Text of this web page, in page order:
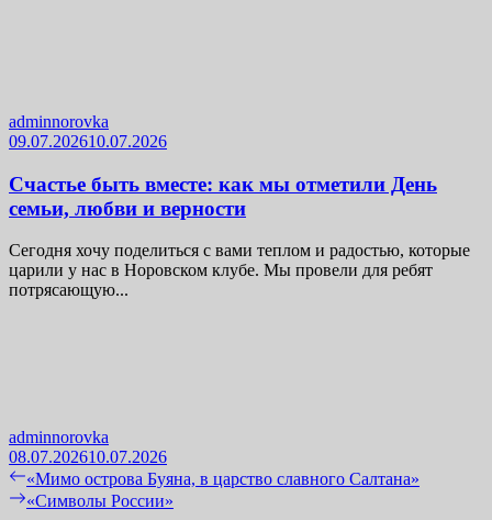
adminnorovka
09.07.202610.07.2026
Счастье быть вместе: как мы отметили День
семьи, любви и верности
Сегодня хочу поделиться с вами теплом и радостью, которые
царили у нас в Норовском клубе. Мы провели для ребят
потрясающую...
adminnorovka
08.07.202610.07.2026
Навигация
по
Previous
post:
«Мимо острова Буяна, в царство славного Салтана»
Next
«Символы России»